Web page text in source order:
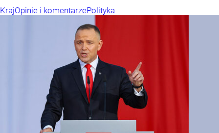
KrajOpinie i komentarzePolityka